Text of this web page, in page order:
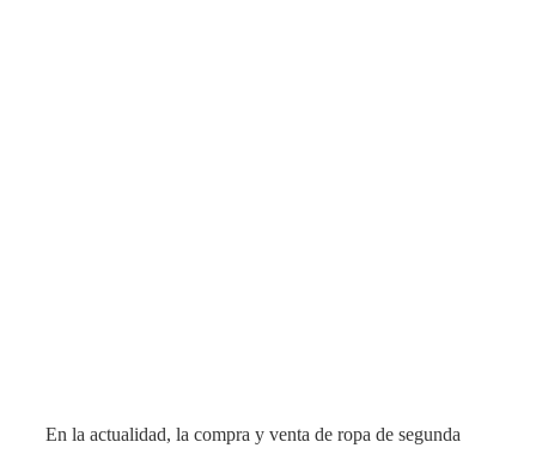
En la actualidad, la compra y venta de ropa de segunda